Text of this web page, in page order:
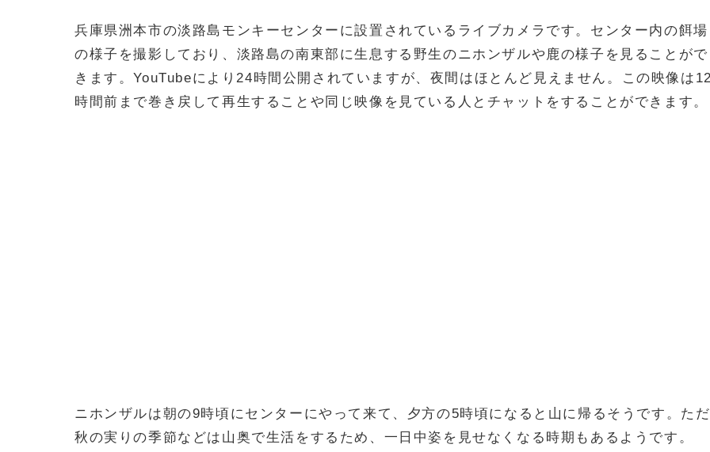
兵庫県洲本市の淡路島モンキーセンターに設置されているライブカメラです。センター内の餌場
の様子を撮影しており、淡路島の南東部に生息する野生のニホンザルや鹿の様子を見ることがで
きます。YouTubeにより24時間公開されていますが、夜間はほとんど見えません。この映像は12
時間前まで巻き戻して再生することや同じ映像を見ている人とチャットをすることができます。
ニホンザルは朝の9時頃にセンターにやって来て、夕方の5時頃になると山に帰るそうです。ただ
秋の実りの季節などは山奥で生活をするため、一日中姿を見せなくなる時期もあるようです。